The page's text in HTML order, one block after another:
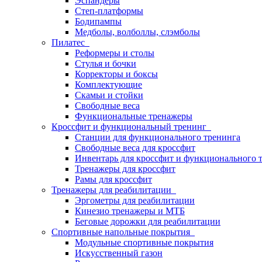
Степ-платформы
Бодипампы
Медболы, волболлы, слэмболы
Пилатес
Реформеры и столы
Стулья и бочки
Корректоры и боксы
Комплектующие
Скамьи и стойки
Свободные веса
Функциональные тренажеры
Кроссфит и функциональный тренинг
Станции для функционального тренинга
Свободные веса для кроссфит
Инвентарь для кроссфит и функционального
Тренажеры для кроссфит
Рамы для кроссфит
Тренажеры для реабилитации
Эргометры для реабилитации
Кинезио тренажеры и МТБ
Беговые дорожки для реабилитации
Спортивные напольные покрытия
Модульные спортивные покрытия
Искусственный газон